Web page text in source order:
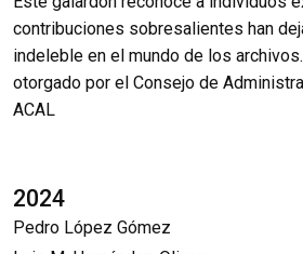
contribuciones sobresalientes han
indeleble en el mundo de los
otorgado por el Consejo de
ACAL
2024
Pedro López Gómez